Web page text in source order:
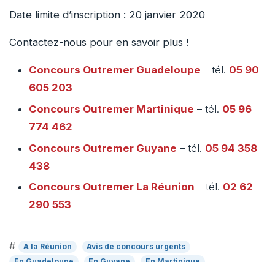
Date limite d’inscription : 20 janvier 2020
Contactez-nous pour en savoir plus !
Concours Outremer Guadeloupe – tél. 05 90
605 203
Concours Outremer Martinique – tél. 05 96
774 462
Concours Outremer Guyane – tél. 05 94 358
438
Concours Outremer La Réunion – tél. 02 62
290 553
# A la Réunion
Avis de concours urgents